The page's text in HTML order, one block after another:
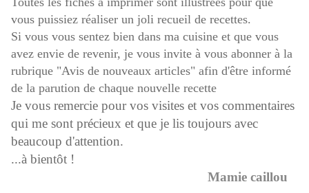
vous puissiez réaliser un joli recueil de recettes.
Si vous vous sentez bien dans ma cuisine et que vous
avez envie de revenir, je vous invite à vous abonner à la
rubrique "Avis de nouveaux articles" afin d'être informé
de la parution de chaque nouvelle recette
Je vous remercie pour vos visites et vos commentaires
qui me sont précieux et que je lis toujours avec
beaucoup d'attention.
...à bientôt !
Mamie caillou